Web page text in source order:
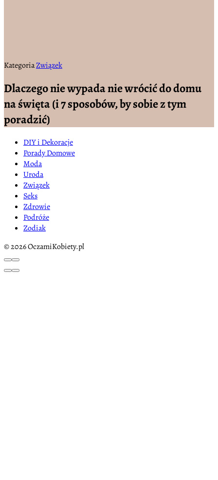
KategoriaZwiązek
Dlaczego nie wypada nie wrócić do domu
na święta (i 7 sposobów, by sobie z tym
poradzić)
DIY i Dekoracje
Porady Domowe
Moda
Uroda
Związek
Seks
Zdrowie
Podróże
Zodiak
© 2026 OczamiKobiety.pl